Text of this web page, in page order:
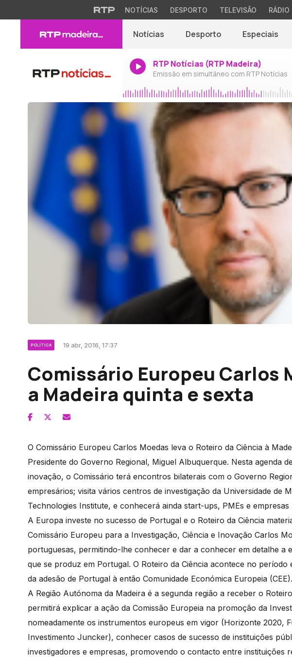
NOTÍCIAS DESPORTO TELEVISÃO RÁDIO
Notícias Desporto Especiais
RTP Notícias (RTP Madeira)
Emissão em simultâneo com RTP Notícias
POLÍTICA 19 abr, 2016, 17:37
Comissário Europeu Carlos
a Madeira quinta e sexta
O Comissário Europeu Carlos Moedas leva o Roteiro da Ciência à
Presidente do Governo Regional, Miguel Albuquerque. Nesta agenda
inovação, o Comissário terá encontros bilaterais com o Governo
empresários; visita vários centros de investigação da Universidade de
Technologies Institute, e conhecerá ainda start-ups, PMEs e empresas
A Europa investe no sucesso de Portugal e o Roteiro da Ciência
Comissário Europeu para a Investigação, Ciência e Inovação Carlos
portuguesas, permitindo-lhe conhecer e dar a conhecer em detalhe a
que se produz em Portugal. O Roteiro da Ciência acontece no período
da adesão de Portugal à então Comunidade Económica Europeia (CEE).
A Região Autónoma da Madeira é a segunda região a receber o
permitirá explicar a ação da Comissão Europeia na promoção da
nomeadamente os instrumentos europeus em vigor (Horizonte 2020,
Investimento Juncker), conhecer casos de sucesso de instituições
investigadores e empresas, promovendo o contacto entre instituições